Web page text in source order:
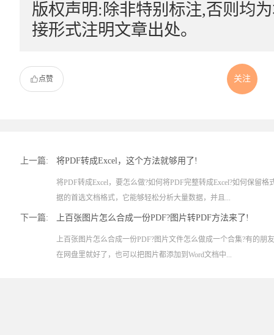
版权声明:除非特别标注,否则均
接形式注明文章出处。
点赞 关注
上一篇: 将PDF转成Excel，这个方法就够用了!
将PDF转成Excel，要怎么做?如何将PDF完整转成Excel?如何保留格
据的首选文档格式，它能够轻松分析大量数据，并且...
下一篇: 上百张图片怎么合成一份PDF?图片转PDF方法来了!
上百张图片怎么合成一份PDF?图片文件怎么做成一个合集?有的朋
在网盘里就好了，也可以把图片都添加到Word文档中...